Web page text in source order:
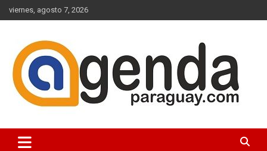
Saltar
al
viernes, agosto 7, 2026
Agenda Paraguay